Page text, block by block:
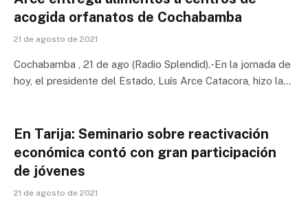
acogida orfanatos de Cochabamba
21 de agosto de 2021
Cochabamba , 21 de ago (Radio Splendid).-En la jornada de
hoy, el presidente del Estado, Luís Arce Catacora, hizo la…
En Tarija: Seminario sobre reactivación
económica contó con gran participación
de jóvenes
21 de agosto de 2021